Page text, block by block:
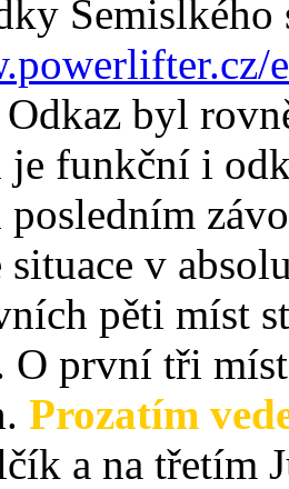
Semislkého
Odkaz byl
funkční i
posledním
v
pěti míst
O první tři
Prozatím
a na třetím